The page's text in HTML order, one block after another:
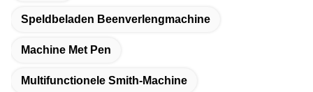
Speldbeladen Beenverlengmachine
Machine Met Pen
Multifunctionele Smith-Machine